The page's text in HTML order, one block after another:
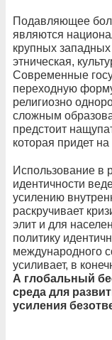
Подавляющее
являются
крупных
этническая,
Современные
переходную форму
религиозно
сложным
предстоит
которая придет
Использование в
идентичности
усилению
раскручивает
элит и для
политику
международного
усиливает, в
А глобальный
среда для
усиления